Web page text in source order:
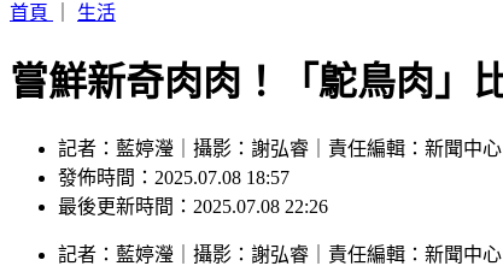
首頁
生活
嘗鮮新奇肉肉！「鴕鳥肉
記者：藍婷瀅｜攝影：謝弘睿｜責任編輯：新聞中心
發佈時間：2025.07.08 18:57
最後更新時間：2025.07.08 22:26
記者 ： 藍婷瀅 攝影 ： 謝弘睿 責任編輯 ： 新聞中心